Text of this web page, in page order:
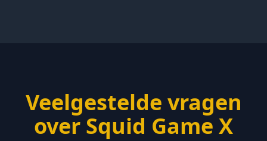
Veelgestelde vragen
over Squid Game X